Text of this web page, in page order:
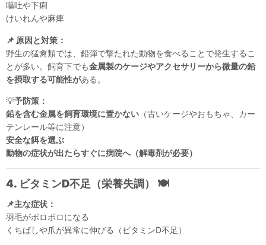
嘔吐や下痢
けいれんや麻痺
📌 原因と対策：
野生の猛禽類では、鉛弾で撃たれた動物を食べることで発生するこ
とが多い。飼育下でも金属製のケージやアクセサリーから微量の鉛
を摂取する可能性がある。
💡予防策：
鉛を含む金属を飼育環境に置かない （古いケージやおもちゃ、カー
テンレール等に注意）
安全な餌を選ぶ
動物の症状が出たらすぐに病院へ（解毒剤が必要）
4. ビタミンD不足（栄養失調） 🍽
📌主な症状：
羽毛がボロボロになる
くちばしや爪が異常に伸びる（ビタミンD不足）